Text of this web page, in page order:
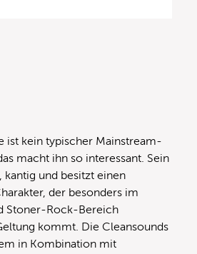
ist kein typischer Mainstream-
macht ihn so interessant. Sein
kantig und besitzt einen
der besonders im
Stoner-Rock-Bereich
kommt. Die Cleansounds
in Kombination mit